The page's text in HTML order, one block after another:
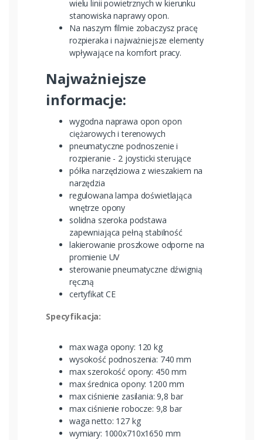
wielu linii powietrznych w kierunku
stanowiska naprawy opon.
Na naszym filmie zobaczysz pracę
rozpieraka i najważniejsze elementy
wpływające na komfort pracy.
Najważniejsze
informacje:
wygodna naprawa opon opon
ciężarowych i terenowych
pneumatyczne podnoszenie i
rozpieranie - 2 joysticki sterujące
półka narzędziowa z wieszakiem na
narzędzia
regulowana lampa doświetlająca
wnętrze opony
solidna szeroka podstawa
zapewniająca pełną stabilność
lakierowanie proszkowe odporne na
promienie UV
sterowanie pneumatyczne dźwignią
ręczną
certyfikat CE
Specyfikacja:
max waga opony: 120 kg
wysokość podnoszenia: 740 mm
max szerokość opony: 450 mm
max średnica opony: 1200 mm
max ciśnienie zasilania: 9,8 bar
max ciśnienie robocze: 9,8 bar
waga netto: 127 kg
wymiary: 1000x710x1650 mm